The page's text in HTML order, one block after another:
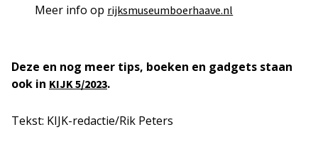
Meer info op rijksmuseumboerhaave.nl
Deze en nog meer tips, boeken en gadgets staan
ook in KIJK 5/2023.
Tekst: KIJK-redactie/Rik Peters